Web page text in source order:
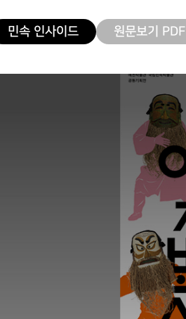
민속 인사이드 원문보기 PDF